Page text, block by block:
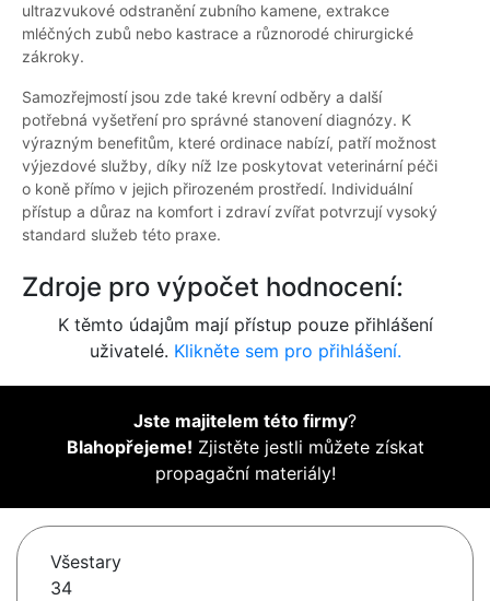
ultrazvukové odstranění zubního kamene, extrakce
mléčných zubů nebo kastrace a různorodé chirurgické
zákroky.
Samozřejmostí jsou zde také krevní odběry a další
potřebná vyšetření pro správné stanovení diagnózy. K
výrazným benefitům, které ordinace nabízí, patří možnost
výjezdové služby, díky níž lze poskytovat veterinární péči
o koně přímo v jejich přirozeném prostředí. Individuální
přístup a důraz na komfort i zdraví zvířat potvrzují vysoký
standard služeb této praxe.
Zdroje pro výpočet hodnocení:
K těmto údajům mají přístup pouze přihlášení
uživatelé. Klikněte sem pro přihlášení.
Jste majitelem této firmy?
Blahopřejeme! Zjistěte jestli můžete získat
propagační materiály!
Všestary
34